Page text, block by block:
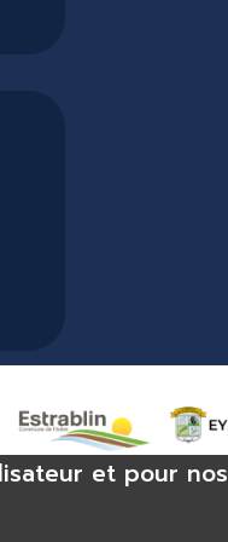
et pour nos